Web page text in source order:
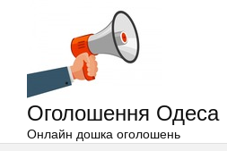
Оголошення Одеса
Онлайн дошка оголошень